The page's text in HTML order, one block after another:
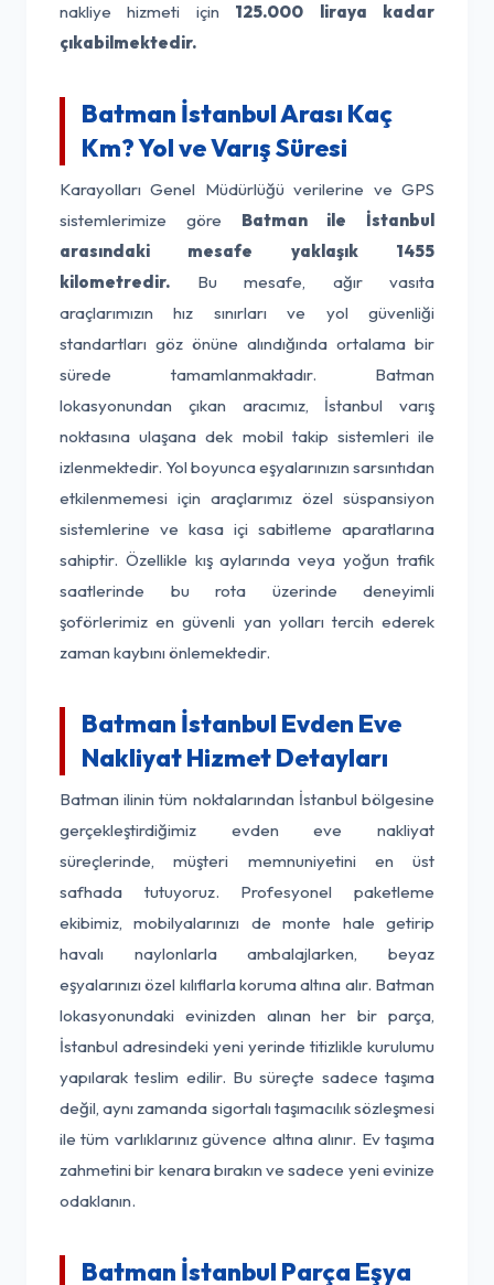
nakliye hizmeti için 125.000 liraya kadar
çıkabilmektedir.
Batman İstanbul Arası Kaç
Km? Yol ve Varış Süresi
Karayolları Genel Müdürlüğü verilerine ve GPS
sistemlerimize göre Batman ile İstanbul
arasındaki mesafe yaklaşık 1455
kilometredir. Bu mesafe, ağır vasıta
araçlarımızın hız sınırları ve yol güvenliği
standartları göz önüne alındığında ortalama bir
sürede tamamlanmaktadır. Batman
lokasyonundan çıkan aracımız, İstanbul varış
noktasına ulaşana dek mobil takip sistemleri ile
izlenmektedir. Yol boyunca eşyalarınızın sarsıntıdan
etkilenmemesi için araçlarımız özel süspansiyon
sistemlerine ve kasa içi sabitleme aparatlarına
sahiptir. Özellikle kış aylarında veya yoğun trafik
saatlerinde bu rota üzerinde deneyimli
şoförlerimiz en güvenli yan yolları tercih ederek
zaman kaybını önlemektedir.
Batman İstanbul Evden Eve
Nakliyat Hizmet Detayları
Batman ilinin tüm noktalarından İstanbul bölgesine
gerçekleştirdiğimiz evden eve nakliyat
süreçlerinde, müşteri memnuniyetini en üst
safhada tutuyoruz. Profesyonel paketleme
ekibimiz, mobilyalarınızı de monte hale getirip
havalı naylonlarla ambalajlarken, beyaz
eşyalarınızı özel kılıflarla koruma altına alır. Batman
lokasyonundaki evinizden alınan her bir parça,
İstanbul adresindeki yeni yerinde titizlikle kurulumu
yapılarak teslim edilir. Bu süreçte sadece taşıma
değil, aynı zamanda sigortalı taşımacılık sözleşmesi
ile tüm varlıklarınız güvence altına alınır. Ev taşıma
zahmetini bir kenara bırakın ve sadece yeni evinize
odaklanın.
Batman İstanbul Parça Eşya